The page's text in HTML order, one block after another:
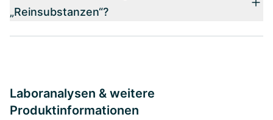
„Reinsubstanzen“?
Laboranalysen & weitere
Produktinformationen